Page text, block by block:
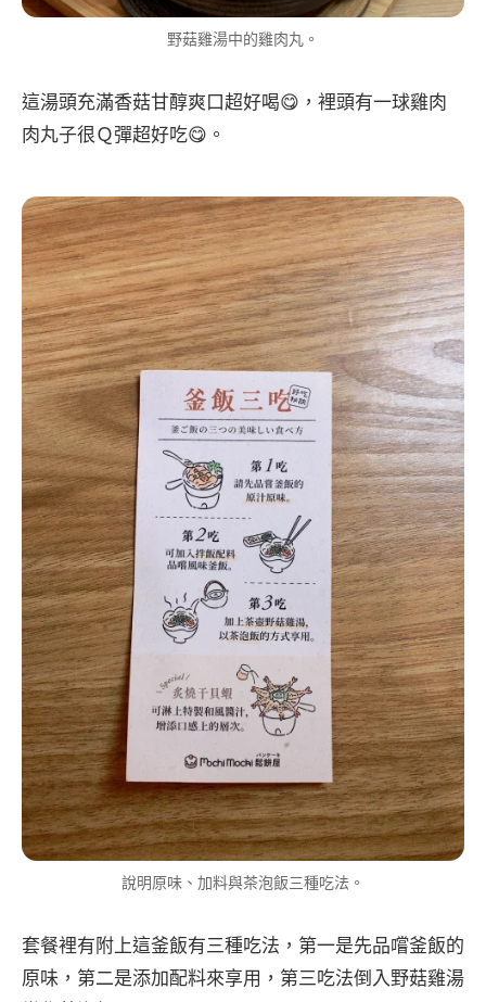
野菇雞湯中的雞肉丸。
這湯頭充滿香菇甘醇爽口超好喝😋，裡頭有一球雞肉
肉丸子很Ｑ彈超好吃😋。
說明原味、加料與茶泡飯三種吃法。
套餐裡有附上這釜飯有三種吃法，第一是先品嚐釜飯的
原味，第二是添加配料來享用，第三吃法倒入野菇雞湯